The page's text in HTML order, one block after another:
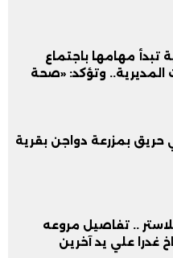
تبدأ مهامها باجتماع
وتؤكد: «صحة
في حريق بمزرعة دواجن بقرية
.. تفاصيل مروعه
غدرا علي يد آخرين